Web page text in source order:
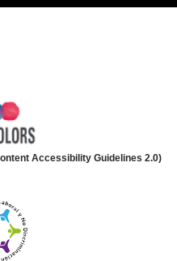
Accessibility Guidelines 2.0)